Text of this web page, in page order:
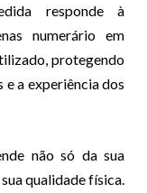
responde à
numerário em
protegendo
a experiência dos
não só da sua
qualidade física.